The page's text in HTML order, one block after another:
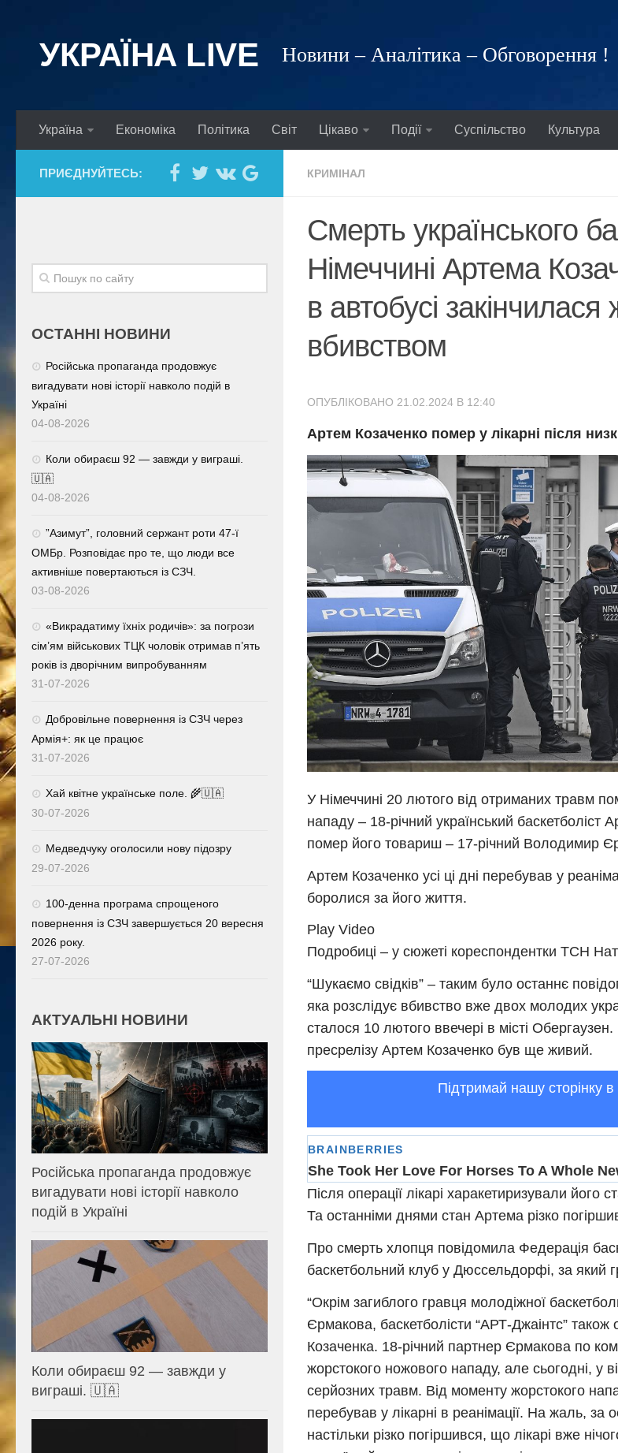
УКРАЇНА LIVE Новини – Аналітика – Обговорення !
Україна Економіка Політика Світ Цікаво Події Суспільство Культура
КРИМІНАЛ
Смерть українського
Німеччині Артема
в автобусі
вбивством
ОПУБЛІКОВАНО 21.02.2024 В 12:40
Артем Козаченко помер у лікарні після
У Німеччині 20 лютого від отриманих травм
нападу – 18-річний український баскетболіст
помер його товариш – 17-річний Володимир
Артем Козаченко усі ці дні перебував у
боролися за його життя.
Play Video
Подробиці – у сюжеті кореспондентки ТСН
“Шукаємо свідків” – таким було останнє
яка розслідує вбивство вже двох молодих
сталося 10 лютого ввечері в місті
пресрелізу Артем Козаченко був ще живий.
Підтримай нашу сторінку
Після операції лікарі харакетиризували його
Та останніми днями стан Артема різко
Про смерть хлопця повідомила Федерація
баскетбольний клуб у Дюссельдорфі, за який
“Окрім загиблого гравця молодіжної
Єрмакова, баскетболісти “АРТ-Джаінтс”
Козаченка. 18-річний партнер Єрмакова по
жорстокого ножового нападу, але сьогодні, у
серйозних травм. Від моменту жорстокого
перебував у лікарні в реанімації. На жаль, за
настільки різко погіршився, що лікарі вже
ПРИЄДНУЙТЕСЬ:
ОСТАННІ НОВИНИ
Російська пропаганда продовжує
вигадувати нові історії навколо подій в
Україні
04-08-2026
Коли обираєш 92 — завжди у виграші.
🇺🇦
04-08-2026
⁨”Азимут”, головний сержант роти 47-ї
ОМБр. Розповідає про те, що люди все
активніше повертаються із СЗЧ.
03-08-2026
«Викрадатиму їхніх родичів»: за погрози
сім’ям військових ТЦК чоловік отримав п’ять
років із дворічним випробуванням
31-07-2026
Добровільне повернення із СЗЧ через
Армія+: як це працює
31-07-2026
Хай квітне українське поле. 🌾🇺🇦
30-07-2026
Медведчуку оголосили нову підозру
29-07-2026
100-денна програма спрощеного
повернення із СЗЧ завершується 20 вересня
2026 року.
27-07-2026
АКТУАЛЬНІ НОВИНИ
Російська пропаганда продовжує
вигадувати нові історії навколо
подій в Україні
Коли обираєш 92 — завжди у
виграші. 🇺🇦